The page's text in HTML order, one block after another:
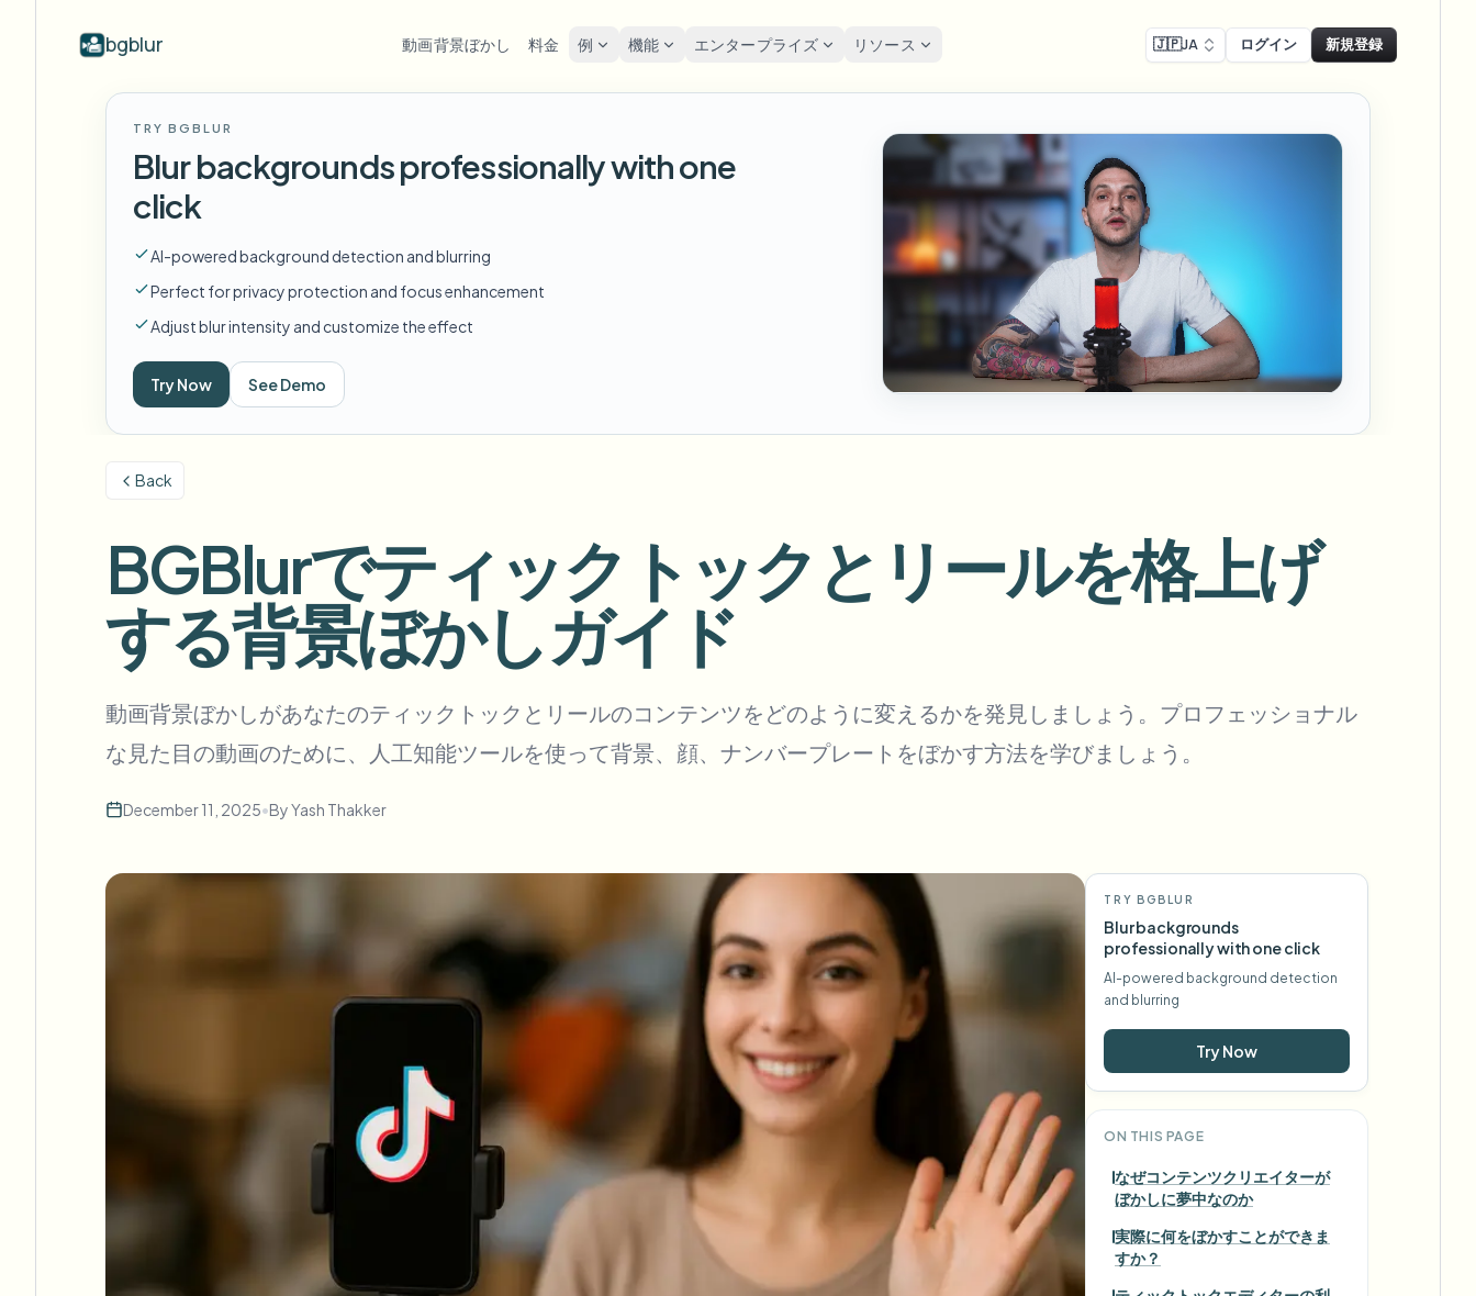
bgblur 動画背景ぼかし 料金 例 機能 エンタープライズ リソース
Hide faces, plates, and backgrounds in
your browser.
Start with a clip
Upload a video and blur in
ナンバープレートを
ぼかす
FAST
Frame-by-frame tracking
写真の顔をオンラインで
Blur faces in photos
Team-grade redaction
AI voice masking
Face swap
顔交換 - 画像
Swap faces in images
顔交換 - 動画
Swap faces in video
AI Video Object
Remover
NEW
Remove objects with scene fill
Ecosystem
ビデオインテリジェンス BETA
Ask questions and get AI summaries
Vlogger Moto Vlogger Streamer Journalist Government Agency
業界別
学校・教育
キャンパスカメラ、講義、地区の一括プライバシー
メディア・エンターテインメント
試写、リリース、コンプライアンス
小売・EC
医療
クリニックと患者向けビデオガバナンス
公共部門
大量バッチ、保持、SLA
一括ナンバープレートぼかし
フリート、ドライブレコーダー、駐車場を大規模に
高スループットパイプライン
企業ゾーン、ポリシー、レビュー
お問い合わせフォーム
ボリューム、コンプライアンス、統合についてご相談ください。
大量処理対応
エコシステム
ビデオインテリジェンス
ブログ
Tips, tutorials, and product updates
Answers to common questions
Whitepapers
Privacy compliance research reports
Free video and image editing tools
Browse by workflow or use case
顔、ナンバープレート、背景のぼか
しと選択的な隠蔽の実際のクリッ
プ。
すべての例を見る
覧する
顔をぼかす
Frame-by-frame face tracking
Dashcam & street footage
スクリーン録画のぼかし
Tutorials & demo redaction
GDPRコンプライアンスぼかし
Privacy-compliant redaction
ストリートインタビューぼかし
Bystander & face privacy
ゲーム＆配信ぼかし
🇯🇵JA ログイン 新規登録
TRY BGBLUR
Blur backgrounds professionally with one
click
AI-powered background detection and blurring
Perfect for privacy protection and focus enhancement
Adjust blur intensity and customize the effect
Try Now See Demo
Back
BGBlurでティックトックとリールを格上げ
する背景ぼかしガイド
動画背景ぼかしがあなたのティックトックとリールのコンテンツをどのように変えるかを発見しましょう。プロフェッショナル
な見た目の動画のために、人工知能ツールを使って背景、顔、ナンバープレートをぼかす方法を学びましょう。
December 11, 2025•ByYash Thakker
TRY BGBLUR
Blur backgrounds
professionally with one click
AI-powered background detection
and blurring
Try Now
ON THIS PAGE
なぜコンテンツクリエイターが
ぼかしに夢中なのか
実際に何をぼかすことができま
すか？